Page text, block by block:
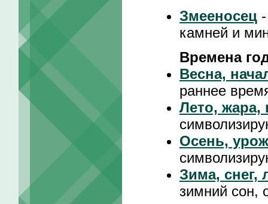
Змееносец
камней и
Времена
Весна,
раннее
Лето, жара,
Осень,
Зима, снег,
зимний сон,